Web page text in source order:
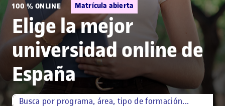
100 % ONLINE Matrícula abierta
Elige la mejor
universidad online de
España
Búsqueda por palabra
¿Qué estás buscando?